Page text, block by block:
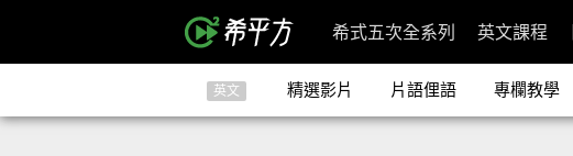
希式五次全系列 英文課程
英文 精選影片 片語俚語 專欄教學